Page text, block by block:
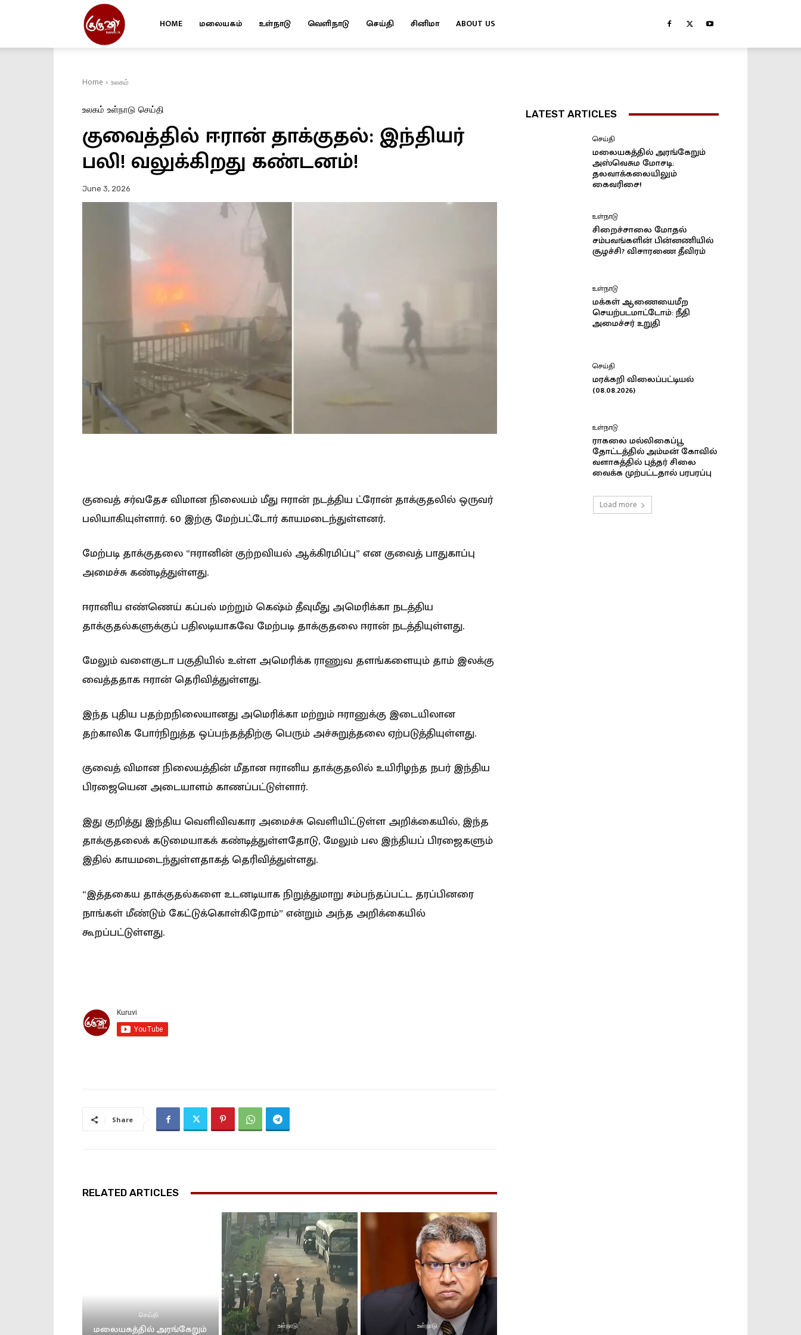
HOME மலையகம் உள்நாடு வெளிநாடு செய்தி சினிமா ABOUT US
Home உலகம்
உலகம் உள்நாடு செய்தி
குவைத்தில் ஈரான் தாக்குதல்: இந்தியர்
பலி! வலுக்கிறது கண்டனம்!
June 3, 2026
குவைத் சர்வதேச விமான நிலையம் மீது ஈரான் நடத்திய ட்ரோன் தாக்குதலில் ஒருவர்
பலியாகியுள்ளார். 60 இற்கு மேற்பட்டோர் காயமடைந்துள்ளனர்.
மேற்படி தாக்குதலை “ஈரானின் குற்றவியல் ஆக்கிரமிப்பு” என குவைத் பாதுகாப்பு
அமைச்சு கண்டித்துள்ளது.
ஈரானிய எண்ணெய் கப்பல் மற்றும் கெஷ்ம் தீவுமீது அமெரிக்கா நடத்திய
தாக்குதல்களுக்குப் பதிலடியாகவே மேற்படி தாக்குதலை ஈரான் நடத்தியுள்ளது.
மேலும் வளைகுடா பகுதியில் உள்ள அமெரிக்க ராணுவ தளங்களையும் தாம் இலக்கு
வைத்ததாக ஈரான் தெரிவித்துள்ளது.
இந்த புதிய பதற்றநிலையானது அமெரிக்கா மற்றும் ஈரானுக்கு இடையிலான
தற்காலிக போர்நிறுத்த ஒப்பந்தத்திற்கு பெரும் அச்சுறுத்தலை ஏற்படுத்தியுள்ளது.
குவைத் விமான நிலையத்தின் மீதான ஈரானிய தாக்குதலில் உயிரிழந்த நபர் இந்திய
பிரஜையென அடையாளம் காணப்பட்டுள்ளார்.
இது குறித்து இந்திய வெளிவிவகார அமைச்சு வெளியிட்டுள்ள அறிக்கையில், இந்த
தாக்குதலைக் கடுமையாகக் கண்டித்துள்ளதோடு, மேலும் பல இந்தியப் பிரஜைகளும்
இதில் காயமடைந்துள்ளதாகத் தெரிவித்துள்ளது.
“இத்தகைய தாக்குதல்களை உடனடியாக நிறுத்துமாறு சம்பந்தப்பட்ட தரப்பினரை
நாங்கள் மீண்டும் கேட்டுக்கொள்கிறோம்” என்றும் அந்த அறிக்கையில்
கூறப்பட்டுள்ளது.
Share
RELATED ARTICLES
செய்தி
மலையகத்தில் அரங்கேறும் உள்நாடு உள்நாடு
LATEST ARTICLES
செய்தி
மலையகத்தில் அரங்கேறும்
அஸ்வெசும மோசடி:
தலவாக்கலையிலும்
கைவரிசை!
உள்நாடு
சிறைச்சாலை மோதல்
சம்பவங்களின் பின்னணியில்
சூழச்சி? விசாரணை தீவிரம்
உள்நாடு
மக்கள் ஆணையைமீற
செயற்படமாட்டோம்: நீதி
அமைச்சர் உறுதி
செய்தி
மரக்கறி விலைப்பட்டியல்
(08.08.2026)
உள்நாடு
ராகலை மல்லிகைப்பூ
தோட்டத்தில் அம்மன் கோவில்
வளாகத்தில் புத்தர் சிலை
வைக்க முற்பட்டதால் பரபரப்பு
Load more